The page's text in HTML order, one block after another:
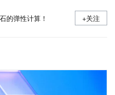
的弹性计算！ +关注